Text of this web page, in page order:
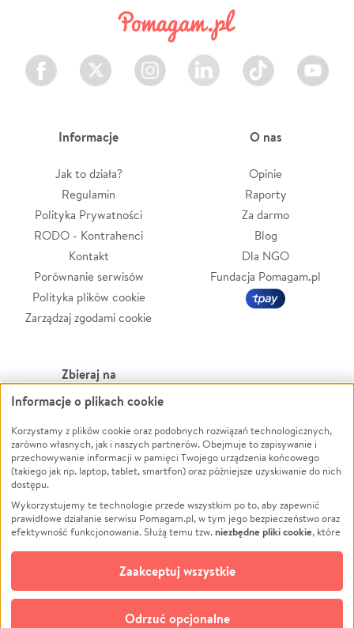
Facebook Twitter Instagram LinkedIn TikTok Youtube
Informacje
Jak to działa?
Regulamin
Polityka Prywatności
RODO - Kontrahenci
Kontakt
Porównanie serwisów
Polityka plików cookie
Zarządzaj zgodami cookie
O nas
Opinie
Raporty
Za darmo
Blog
Dla NGO
Fundacja Pomagam.pl
Zbieraj na
Leczenie
Zwierzęta
Pożar
Ukraina
Pomoc Finansowa
Projekty
Pogrzeb
Społeczność lokalna
Kultura
Powódź
Wichura
NGO
Edukacja
Podróż
Impreza
Ochrona środowiska
Biznes
Informacje o plikach cookie
Korzystamy z plików cookie oraz podobnych rozwiązań technologicznych,
zarówno własnych, jak i naszych partnerów. Obejmuje to zapisywanie i
przechowywanie informacji w pamięci Twojego urządzenia końcowego
(takiego jak np. laptop, tablet, smartfon) oraz późniejsze uzyskiwanie do nich
dostępu.
Wykorzystujemy te technologie przede wszystkim po to, aby zapewnić
prawidłowe działanie serwisu Pomagam.pl, w tym jego bezpieczeństwo oraz
efektywność funkcjonowania. Służą temu tzw.niezbędne pliki cookie, które
opcjonalnych plików cookie
technologii do celów analitycznych i retargetingowych. Możesz wyrazić
zgodę na ich stosowanie lub jej odmówić. W dowolnym momencie masz
możliwość zmiany swoich preferencji na stronie „Zarządzaj zgodami cookie”,
do której link znajdziesz w stopce serwisu Pomagam.pl. Opcjonalne pliki
Odrzuć opcjonalne
Zaakceptuj wszystkie